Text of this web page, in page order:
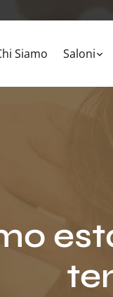
Siamo Saloni